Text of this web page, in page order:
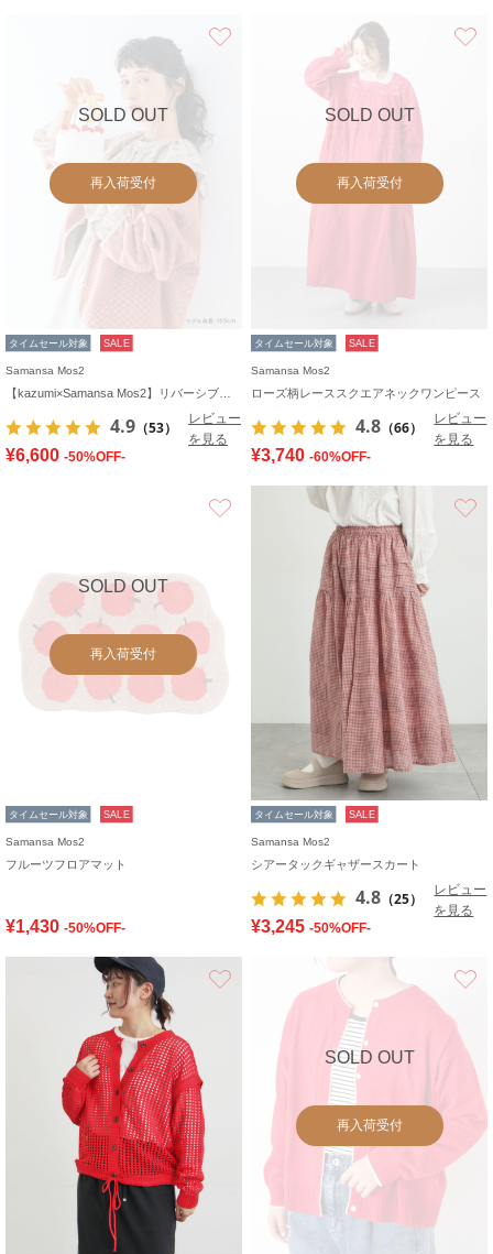
SOLD OUT
再入荷受付
タイムセール対象 SALE
Samansa Mos2
4.9 （53）
レビュー
を見る
¥6,600 -50%OFF-
SOLD OUT
再入荷受付
タイムセール対象 SALE
Samansa Mos2
ローズ柄レーススクエアネックワンピース
4.8 （66）
レビュー
を見る
¥3,740 -60%OFF-
SOLD OUT
再入荷受付
お気に入り
タイムセール対象 SALE
Samansa Mos2
フルーツフロアマット
¥1,430 -50%OFF-
タイムセール対象 SALE
Samansa Mos2
シアータックギャザースカート
4.8 （25）
レビュー
を見る
¥3,245 -50%OFF-
SOLD OUT
再入荷受付